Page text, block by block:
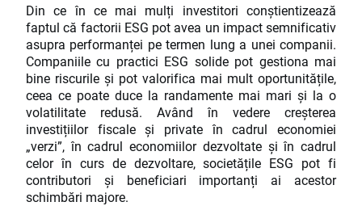
Din ce în ce mai mulți investitori conștientizează
faptul că factorii ESG pot avea un impact semnificativ
asupra performanței pe termen lung a unei companii.
Companiile cu practici ESG solide pot gestiona mai
bine riscurile și pot valorifica mai mult oportunitățile,
ceea ce poate duce la randamente mai mari și la o
volatilitate redusă. Având în vedere creșterea
investițiilor fiscale și private în cadrul economiei
„verzi”, în cadrul economiilor dezvoltate și în cadrul
celor în curs de dezvoltare, societățile ESG pot fi
contributori și beneficiari importanți ai acestor
schimbări majore.